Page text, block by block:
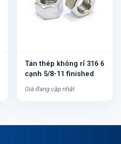
Tán thép không rỉ 316 6
cạnh 5/8-11 finished
Giá đang cập nhật